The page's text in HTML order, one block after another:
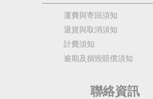
運費與寄回須知
退貨與取消須知
計費須知
逾期及損毀賠償須知
聯絡資訊